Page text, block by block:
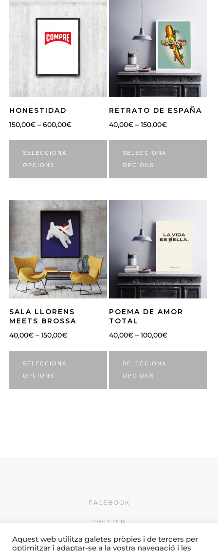
HONESTIDAD
150,00€ – 600,00€
SELECCIONA
OPCIONS
RETRATO DE ESPAÑA
40,00€ – 150,00€
SELECCIONA
OPCIONS
SALA LLORENS
MEETS BROSSA
40,00€ – 150,00€
SELECCIONA
OPCIONS
POEMA DE AMOR
TOTAL
40,00€ – 100,00€
SELECCIONA
OPCIONS
FACEBOOK
TWITTER
INSTAGRAM
Aquest web utilitza galetes pròpies i de tercers per
optimitzar i adaptar-se a la vostra navegació i les